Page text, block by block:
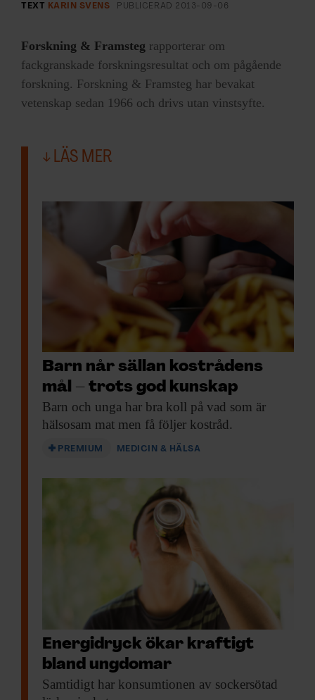
TEXT KARIN SVENS PUBLICERAD 2013-09-06
Forskning & Framsteg rapporterar om
fackgranskade forskningsresultat och om pågående
forskning. Forskning & Framsteg har bevakat
vetenskap sedan 1966 och drivs utan vinstsyfte.
LÄS MER
Barn når sällan kostrådens
mål – trots god kunskap
Barn och unga har bra koll på vad som är
hälsosam mat men få följer kostråd.
PREMIUM MEDICIN & HÄLSA
Energidryck ökar kraftigt
bland ungdomar
Samtidigt har konsumtionen av sockersötad